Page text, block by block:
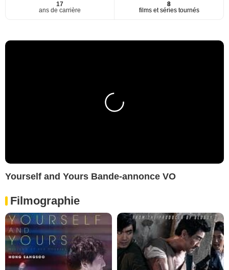
17
ans de carrière
8
films et séries tournés
Yourself and Yours Bande-annonce VO
Filmographie